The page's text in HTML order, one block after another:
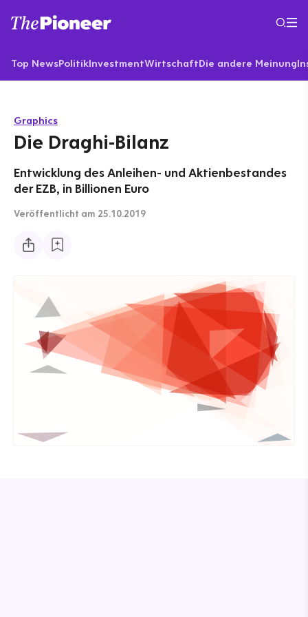
Top NewsPolitikInvestmentWirtschaftDie andere Meinung
Graphics
Die Draghi-Bilanz
Entwicklung des Anleihen- und Aktienbestandes
der EZB, in Billionen Euro
Veröffentlicht am 25.10.2019